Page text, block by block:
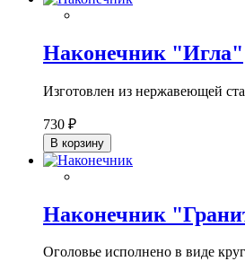
Наконечник "Игла"
Изготовлен из нержавеющей
730 ₽
В корзину
Наконечник
Оголовье исполнено в виде